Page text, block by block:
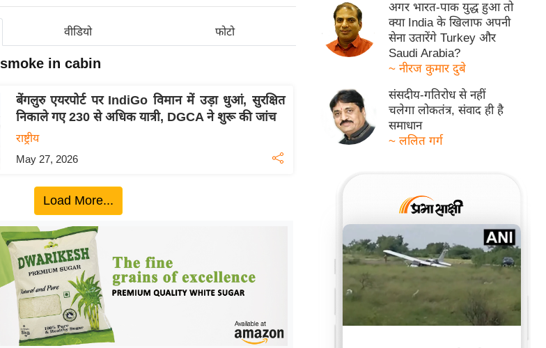
वीडियो फोटो
smoke in cabin
बेंगलुरु एयरपोर्ट पर IndiGo विमान में उड़ा धुआं, सुरक्षित
निकाले गए 230 से अधिक यात्री, DGCA ने शुरू की जांच
राष्ट्रीय
May 27, 2026
Load More...
अगर भारत-पाक युद्ध हुआ तो
क्या India के खिलाफ अपनी
सेना उतारेंगे Turkey और
Saudi Arabia?
~ नीरज कुमार दुबे
संसदीय-गतिरोध से नहीं
चलेगा लोकतंत्र, संवाद ही है
समाधान
~ ललित गर्ग